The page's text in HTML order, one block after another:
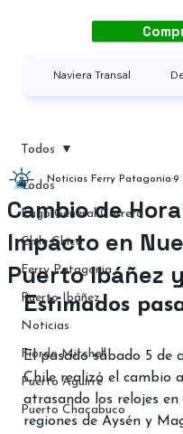
Naviera Transal
Todos
Lago General Carrera
Chile Chico
Ferry Patagonia
Puerto Ibáñez
Noticias
Fiordo Mitchell
Puerto Aguirre
Puerto Chacabuco
Todos
Cambio de
Impacto en
Puerto Ibáñez
Noticias Ferry Patagonia9
Estimados
El pasado sábado 5 de
Chile realizó el cambio
atrasando los relojes en
regiones de Aysén y